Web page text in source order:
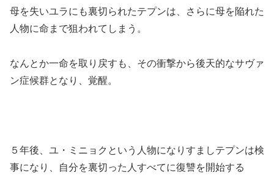
母を失いユラにも裏切られたテプンは、さらに母を陥れた
人物に命まで狙われてしまう。
なんとか一命を取り戻すも、その衝撃から後天的なサヴァ
ン症候群となり、覚醒。
５年後、ユ・ミニョクという人物になりすましテプンは検
事になり、自分を裏切った人すべてに復讐を開始する